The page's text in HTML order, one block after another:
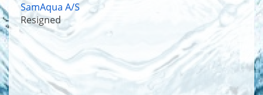
SamAqua A/S
Resigned